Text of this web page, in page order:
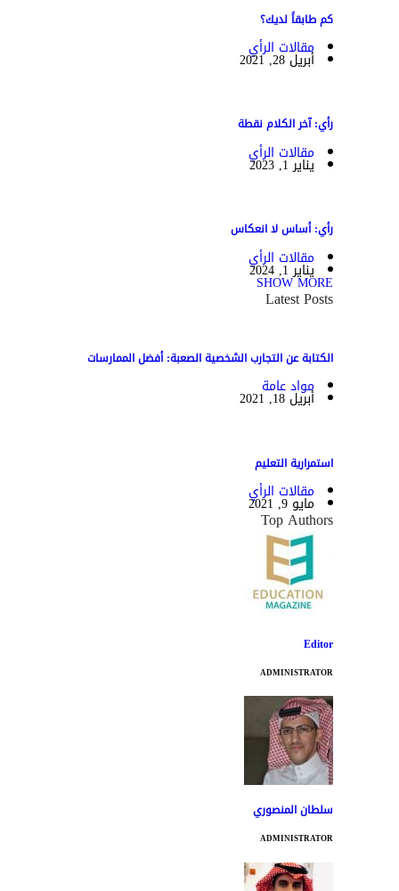
كم طابقاً لديك؟
مقالات الرأي
أبريل 28, 2021
رأي: آخر الكلام نقطة
مقالات الرأي
يناير 1, 2023
رأي: أساس لا انعكاس
مقالات الرأي
يناير 1, 2024
SHOW MORE
Latest Posts
الكتابة عن التجارب الشخصية الصعبة: أفضل الممارسات
مواد عامة
أبريل 18, 2021
استمرارية التعليم
مقالات الرأي
مايو 9, 2021
Top Authors
Editor
ADMINISTRATOR
سلطان المنصوري
ADMINISTRATOR